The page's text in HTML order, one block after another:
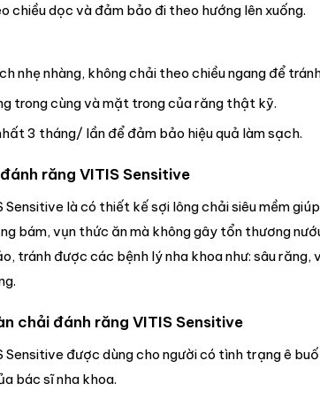
chiều dọc và đảm bảo đi theo hướng lên xuống.
nhẹ nhàng, không chải theo chiều ngang để
trong cùng và mặt trong của răng thật kỹ.
3 tháng/ lần để đảm bảo hiệu quả làm sạch.
răng VITIS Sensitive
Sensitive là có thiết kế sợi lông chải siêu mềm
bám, vụn thức ăn mà không gây tổn thương
tránh được các bệnh lý nha khoa như: sâu
chải đánh răng VITIS Sensitive
Sensitive được dùng cho người có tình trạng ê
bác sĩ nha khoa.